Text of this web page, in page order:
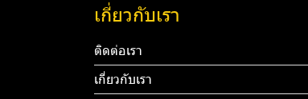
เกี่ยวกับเรา
ติดต่อเรา
เกี่ยวกับเรา